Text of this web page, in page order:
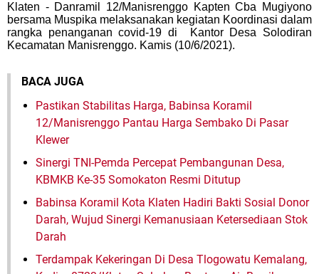
Klaten - Danramil 12/Manisrenggo Kapten Cba Mugiyono
bersama Muspika melaksanakan kegiatan Koordinasi dalam
rangka penanganan covid-19 di Kantor Desa Solodiran
Kecamatan Manisrenggo. Kamis (10/6/2021).
BACA JUGA
Pastikan Stabilitas Harga, Babinsa Koramil
12/Manisrenggo Pantau Harga Sembako Di Pasar
Klewer
Sinergi TNI-Pemda Percepat Pembangunan Desa,
KBMKB Ke-35 Somokaton Resmi Ditutup
Babinsa Koramil Kota Klaten Hadiri Bakti Sosial Donor
Darah, Wujud Sinergi Kemanusiaan Ketersediaan Stok
Darah
Terdampak Kekeringan Di Desa Tlogowatu Kemalang,